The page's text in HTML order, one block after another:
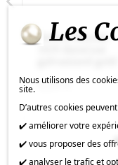
Delica Miyuki
10/0 duracoat
4,24 €
Les
Nous utilisons des
site.
D’autres cookies
✔️ améliorer votre
✔️ vous proposer des
✔️ analyser le trafic et